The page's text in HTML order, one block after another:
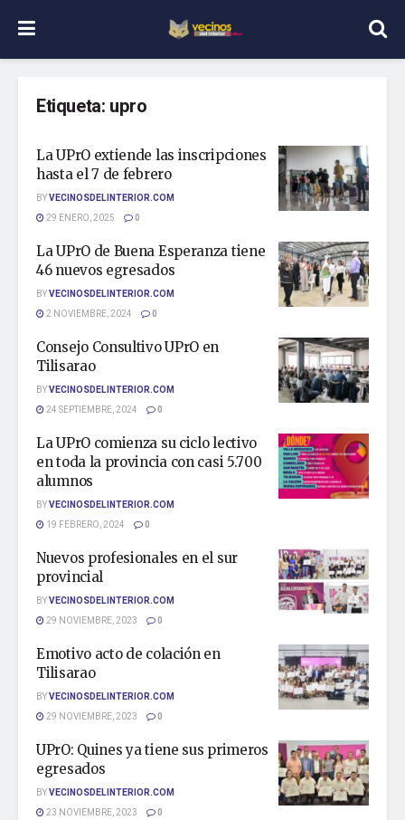
Etiqueta: upro
La UPrO extiende las inscripciones
hasta el 7 de febrero
BYVECINOSDELINTERIOR.COM
29 ENERO, 2025
0
La UPrO de Buena Esperanza tiene
46 nuevos egresados
BYVECINOSDELINTERIOR.COM
2 NOVIEMBRE, 2024
0
Consejo Consultivo UPrO en
Tilisarao
BYVECINOSDELINTERIOR.COM
24 SEPTIEMBRE, 2024
0
La UPrO comienza su ciclo lectivo
en toda la provincia con casi 5.700
alumnos
BYVECINOSDELINTERIOR.COM
19 FEBRERO, 2024
0
Nuevos profesionales en el sur
provincial
BYVECINOSDELINTERIOR.COM
29 NOVIEMBRE, 2023
0
Emotivo acto de colación en
Tilisarao
BYVECINOSDELINTERIOR.COM
29 NOVIEMBRE, 2023
0
UPrO: Quines ya tiene sus primeros
egresados
BYVECINOSDELINTERIOR.COM
23 NOVIEMBRE, 2023
0